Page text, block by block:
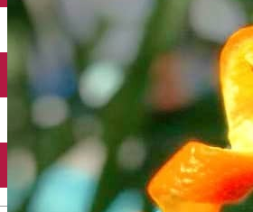
English
Închirieri auto
Închirieri biciclete
Taxi
Încărcare vehicule electrice